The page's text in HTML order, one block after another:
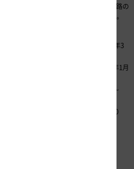
などのお買物券やクーポン券と高速道路の
ライブプランの販売を予定しています。
サイトをご覧ください。
ライブプラン（2019年1月7日～2019年3
お買物券付きドライブプラン（2019年1月
付ドライブプラン（2018年12月12日～
ラン（2018年12月12日～2019年9月30
ー （24時間365日対応）